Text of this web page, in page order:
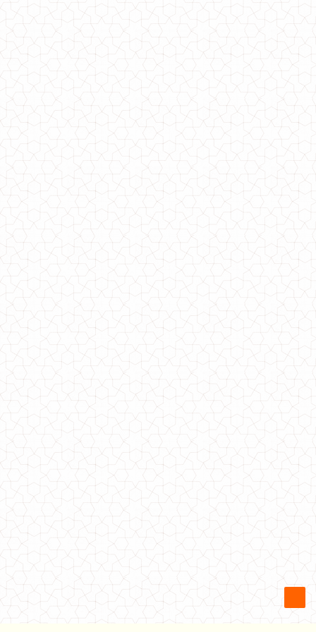
Женская черная юбка миди
560.00грн.
Черная женская юбка солнце "Kєysi"
Джинсовая женская куртка черная и голубая
670.00грн.
Рубашка женская оверсайз (белая и черная)
760.00грн.